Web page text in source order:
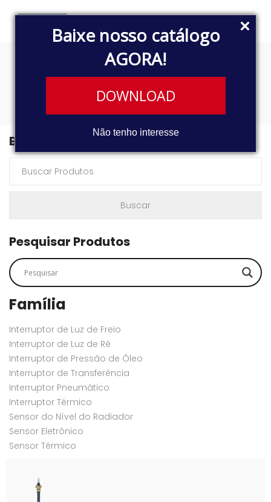
Baixe nosso catálogo
AGORA!
DOWNLOAD
Não tenho interesse
R112
Buscar Produtos
Pesquisar Produtos
Família
Interruptor de Luz de Freio
Interruptor de Luz de Ré
Interruptor de Pressão de Óleo
Interruptor de Transferência
Interruptor Pneumático
Interruptor Térmico
Sensor do Nível do Radiador
Sensor Eletrônico
Sensor Térmico